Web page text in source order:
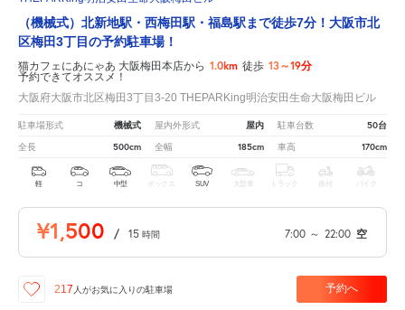
（機械式）北新地駅・西梅田駅・福島駅まで徒歩7分！大阪市北
区梅田3丁目の予約駐車場！
猫カフェにあにゃあ 大阪梅田本店から 1.0km 徒歩 13～19分
予約できてオススメ！
大阪府大阪市北区梅田3丁目3-20 THEPARKing明治安田生命大阪梅田ビル
駐車場形式 機械式 屋内外形式 屋内 駐車台数 50台
全長 500cm 全幅 185cm 車高 170cm
軽 コ 中型 ボックス SUV 大型車 トラック 原付 バイク
¥1,500 / 15 時間 7:00 ～ 22:00 空
217 人がお気に入りの駐車場 予約へ